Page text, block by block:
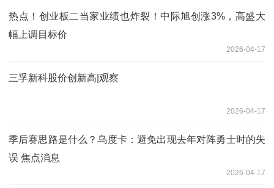
热点！创业板二当家业绩也炸裂！中际旭创涨3%，高盛大
幅上调目标价
2026-04-17
三孚新科股价创新高|观察
2026-04-17
季后赛思路是什么？乌度卡：避免出现去年对阵勇士时的失
误 焦点消息
2026-04-17